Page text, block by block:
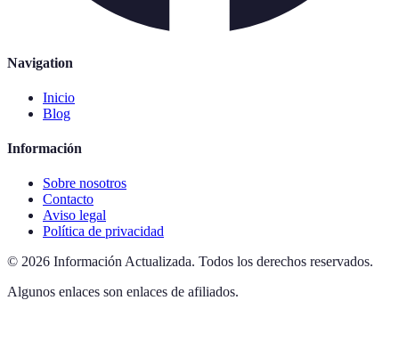
Navigation
Inicio
Blog
Información
Sobre nosotros
Contacto
Aviso legal
Política de privacidad
© 2026 Información Actualizada. Todos los derechos reservados.
Algunos enlaces son enlaces de afiliados.